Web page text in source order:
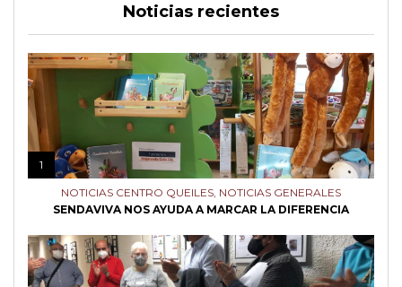
Noticias recientes
1
NOTICIAS CENTRO QUEILES NOTICIAS GENERALES
SENDAVIVA NOS AYUDA A MARCAR LA DIFERENCIA